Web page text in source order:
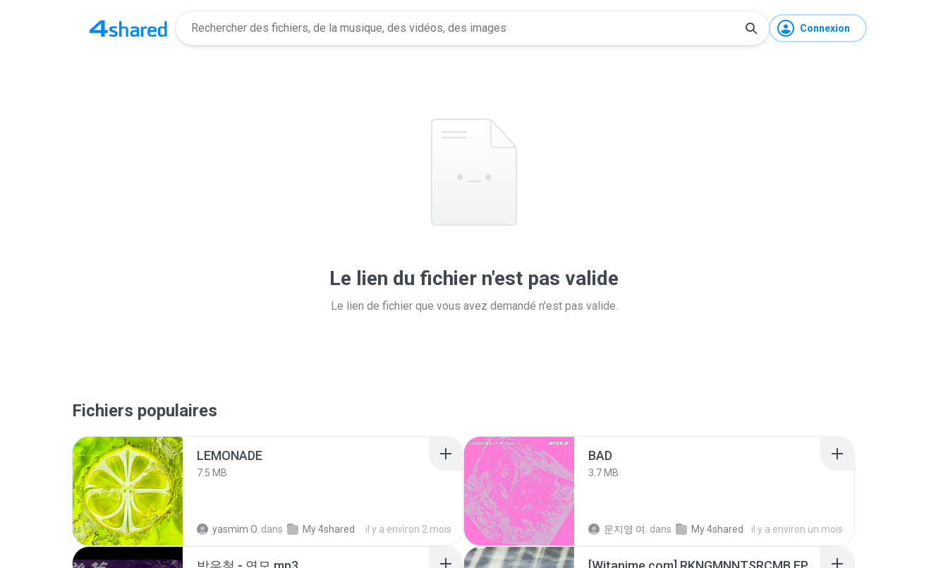
Connexion
Le lien du fichier n'est pas valide
Le lien de fichier que vous avez demandé n'est pas valide.
Fichiers populaires
LEMONADE
7.5 MB
yasmim O. dans My 4shared il y a environ 2 mois
BAD
3.7 MB
문지영 여. dans My 4shared il y a environ un mois